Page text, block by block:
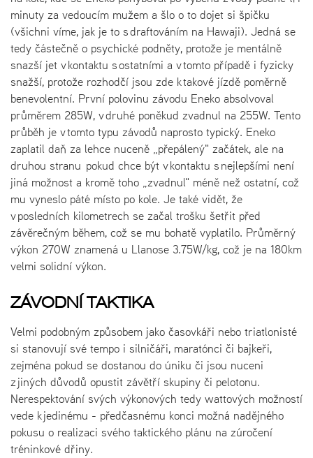
minuty za vedoucím mužem a šlo o to dojet si špičku
(všichni víme, jak je to s draftováním na Hawaji). Jedná se
tedy částečně o psychické podněty, protože je mentálně
snazší jet v kontaktu s ostatními a v tomto případě i fyzicky
snažší, protože rozhodčí jsou zde k takové jízdě poměrně
benevolentní. První polovinu závodu Eneko absolvoval
průměrem 285W, v druhé poněkud zvadnul na 255W. Tento
průběh je v tomto typu závodů naprosto typický. Eneko
zaplatil daň za lehce nuceně „přepálený" začátek, ale na
druhou stranu pokud chce být v kontaktu s nejlepšími není
jiná možnost a kromě toho „zvadnul" méně než ostatní, což
mu vyneslo páté místo po kole. Je také vidět, že
v posledních kilometrech se začal trošku šetřit před
závěrečným během, což se mu bohatě vyplatilo. Průměrný
výkon 270W znamená u Llanose 3.75W/kg, což je na 180km
velmi solidní výkon.
ZÁVODNÍ TAKTIKA
Velmi podobným způsobem jako časovkáři nebo triatlonisté
si stanovují své tempo i silničáři, maratónci či bajkeři,
zejména pokud se dostanou do úniku či jsou nuceni
z jiných důvodů opustit závětří skupiny či pelotonu.
Nerespektování svých výkonových tedy wattových možností
vede k jedinému - předčasnému konci možná nadějného
pokusu o realizaci svého taktického plánu na zúročení
tréninkové dřiny.